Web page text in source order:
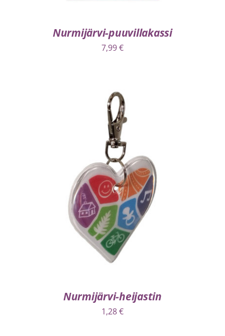
Nurmijärvi-puuvillakassi
7,99€
LISÄÄ OSTOSKORIIN / LISÄTIEDOT
Nurmijärvi-heijastin
1,28€